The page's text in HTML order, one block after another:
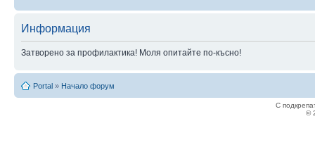
Информация
Затворено за профилактика! Моля опитайте по-късно!
Portal » Начало форум
С
©